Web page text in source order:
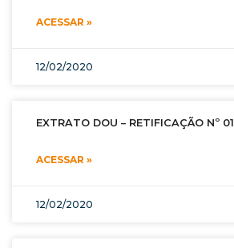
ACESSAR »
12/02/2020
EXTRATO DOU – RETIFICAÇÃO Nº 01
ACESSAR »
12/02/2020